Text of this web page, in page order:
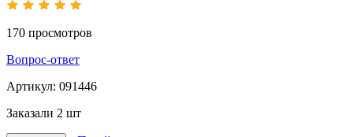
170 просмотров
Вопрос-ответ
Артикул: 091446
Заказали 2 шт